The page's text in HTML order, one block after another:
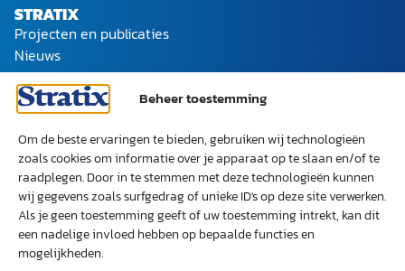
Beheer toestemming
Om de beste ervaringen te bieden, gebruiken wij technologieën
zoals cookies om informatie over je apparaat op te slaan en/of te
raadplegen. Door in te stemmen met deze technologieën kunnen
wij gegevens zoals surfgedrag of unieke ID's op deze site verwerken.
Als je geen toestemming geeft of uw toestemming intrekt, kan dit
een nadelige invloed hebben op bepaalde functies en
mogelijkheden.
STRATIX
Projecten en publicaties
Nieuws
Ons team
Werken bij Stratix
SOCIAL
LinkedIn
ONZE EXPERTISES
Digitale weerbaarheid
Datacenters
Telecomnetwerken
ICT architectuur Radiospectrum